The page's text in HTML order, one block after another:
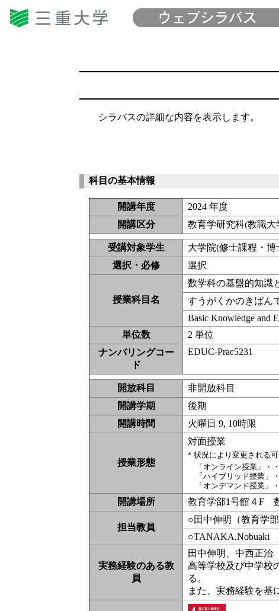
シラバスの詳細な内容を表示します。
科目の基本情報
開講年度
2024 年度
開講区分
教育学研究科(教職
受講対象学生
大学院(修士課程・
選択・必修
選択
授業科目名
数学科の基盤的知識
すうがくかのきばん
Basic Knowledge and
単位数
2 単位
ナンバリングコー
ド
EDUC-Prac5231
開放科目
非開放科目
開講学期
後期
開講時間
火曜日 9, 10時限
授業形態
対面授業
* 状況により変更される
「オンライン授業」・
「ハイブリッド授業」
「オンデマンド授業」
開講場所 教育学部1号館４F
担当教員
○田中伸明（教育学
○TANAKA,Nobuaki
実務経験のある教
員
田中伸明、中西正治
高等学校及び中学校
る。
また、実務経験を基